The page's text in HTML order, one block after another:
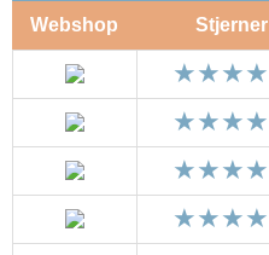
Webshop Stjerner